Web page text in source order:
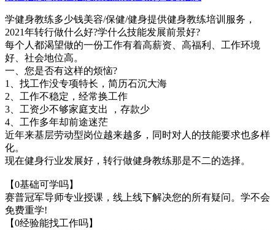
学健身教练多少钱美容/保健/健身提供健身教练培训服务，
2021年转行做什么好?学什么技能发展前景好?
每个人都渴望做的一份工作有着高薪资、高福利、工作环境
好、社会地位高。
一、您是否有这样的烦恼?
1、找工作没专项特长，简历石沉大海
2、工作不稳定，经常换工作
3、工资少不够家庭支出 ，存款少
4、工作多年却前途迷茫
近年来基层劳动型岗位越来越多，同时对人的技能要求也多样
化。
现在健身行业发展好，转行做健身教练那是不二的选择。
【0基础可学吗】
赛普冠军导师专业授课，线上线下解决您的所有疑问。学不会
免费重学!
【0经验能找工作吗】